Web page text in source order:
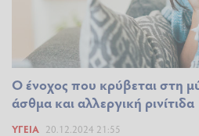
Ο ένοχος που κρύβεται στη
άσθμα και αλλεργική ρινίτιδα
ΥΓΕΊΑ 20.12.2024 21:55